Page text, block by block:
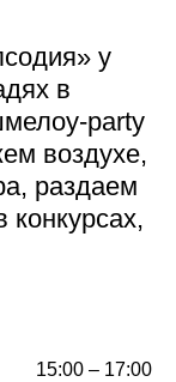
у
в
party
воздухе,
раздаем
15:00 – 17:00